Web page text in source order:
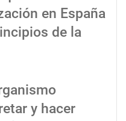
en España
de la
y hacer